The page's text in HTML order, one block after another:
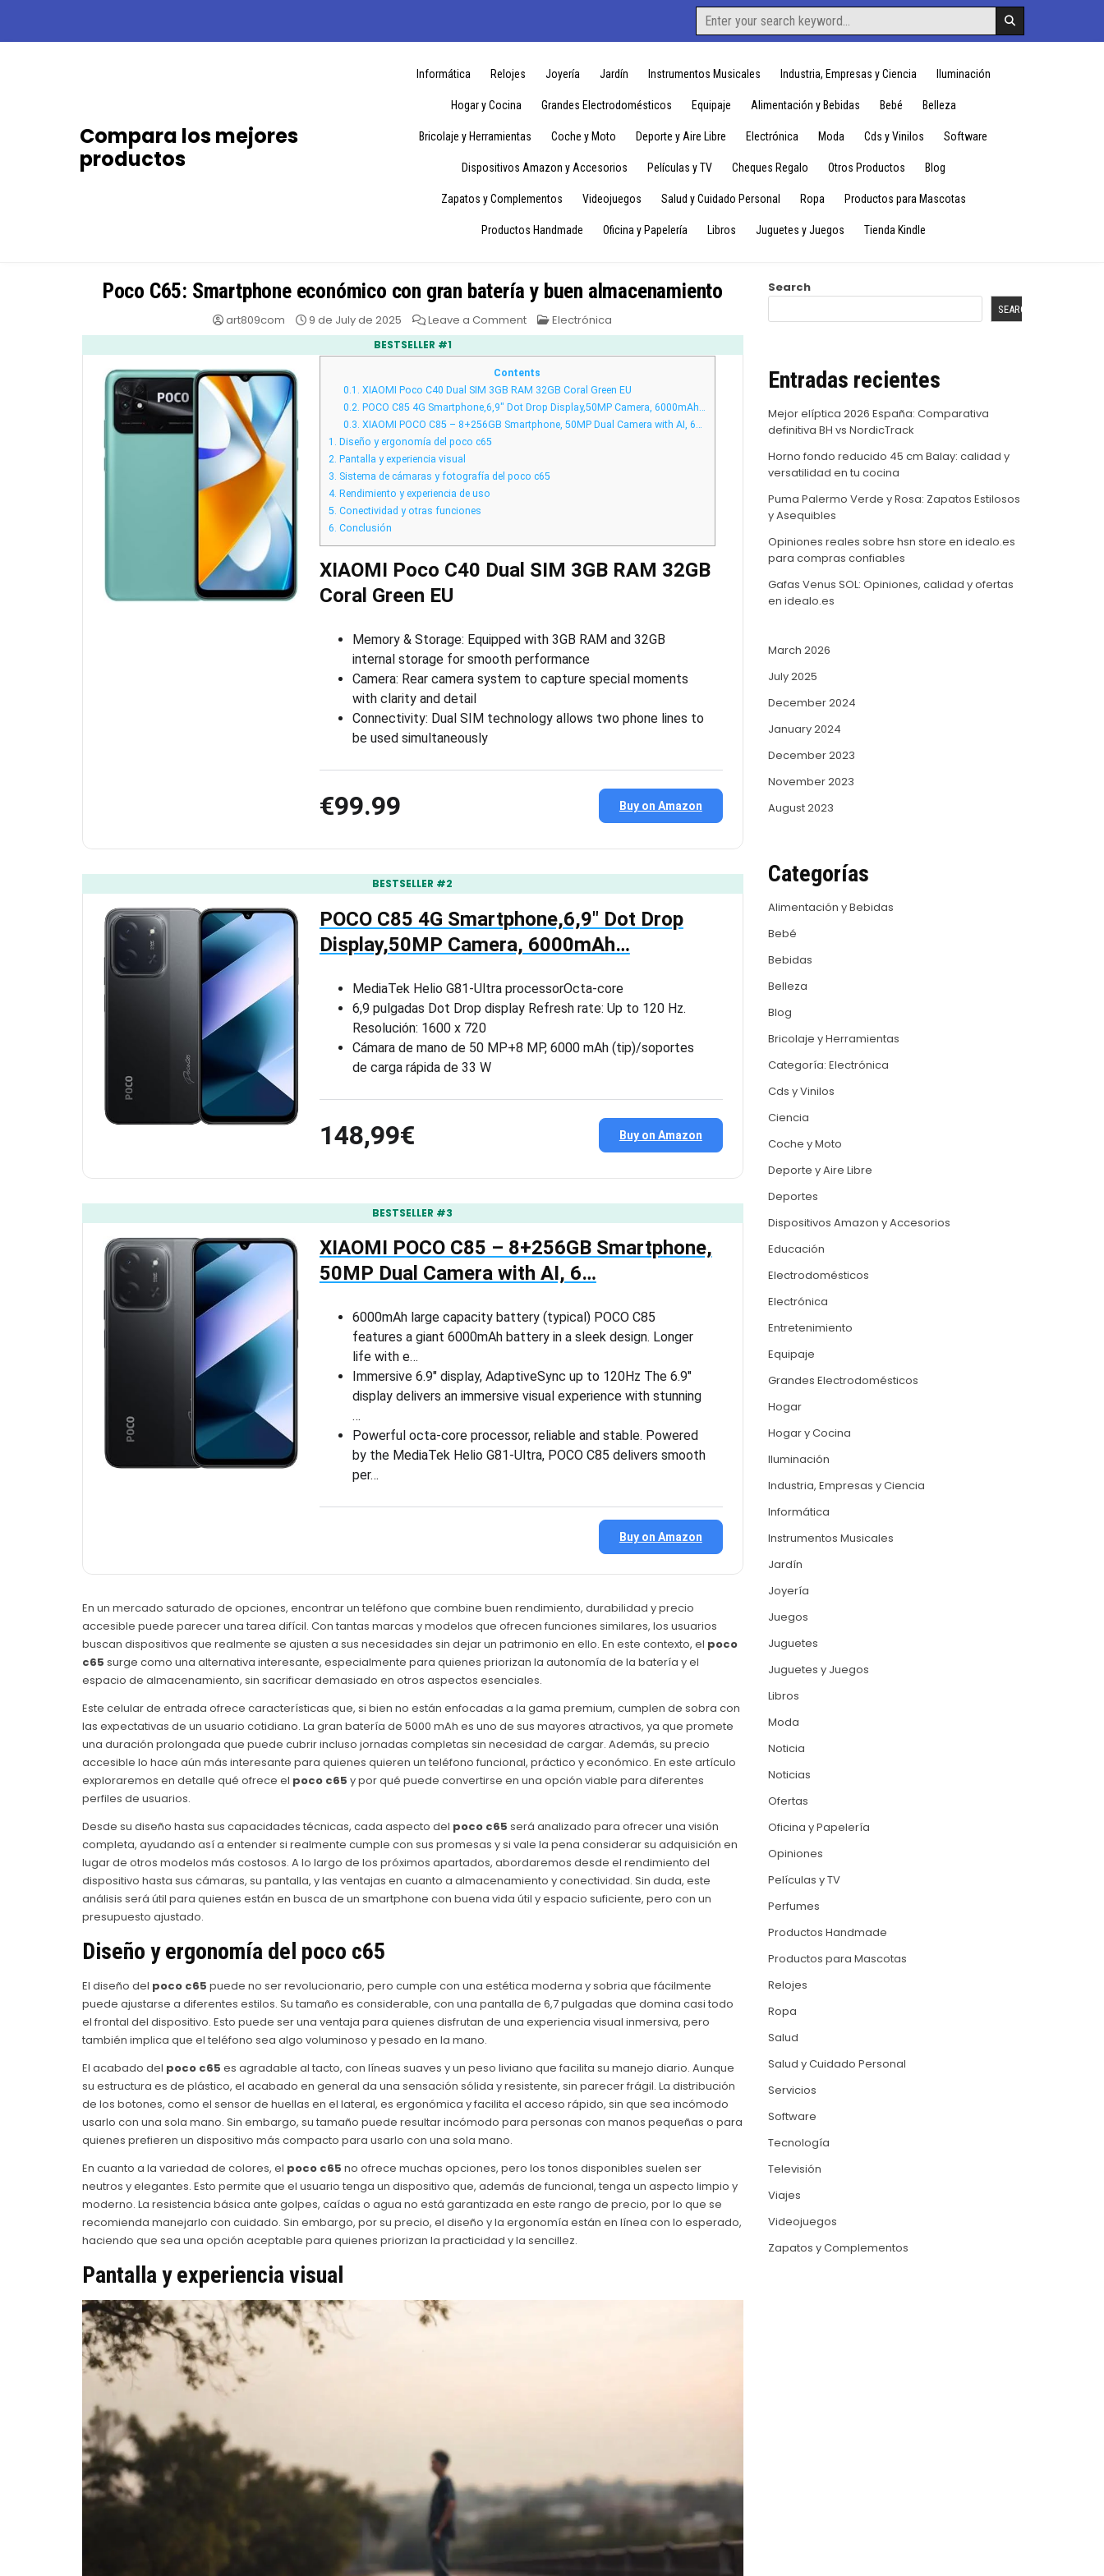
content
Search
for:
Compara los mejores
productos
Informática Relojes Joyería Jardín Instrumentos Musicales Industria, Empresas y Ciencia Iluminación
Hogar y Cocina Grandes Electrodomésticos Equipaje Alimentación y Bebidas Bebé Belleza
Bricolaje y Herramientas Coche y Moto Deporte y Aire Libre Electrónica Moda Cds y Vinilos Software
Dispositivos Amazon y Accesorios Películas y TV Cheques Regalo Otros Productos Blog
Zapatos y Complementos Videojuegos Salud y Cuidado Personal Ropa Productos para Mascotas
Productos Handmade Oficina y Papelería Libros Juguetes y Juegos Tienda Kindle
Poco C65: Smartphone económico con gran batería y buen almacenamiento
art809com 9 de July de 2025 Leave a Commenton
Poco
C65:
Smartphone
económico
con
gran
batería
y
buen
almacenamiento
Posted
Electrónica
BESTSELLER #1
Contents
0.1. XIAOMI Poco C40 Dual SIM 3GB RAM 32GB Coral Green EU
0.2. POCO C85 4G Smartphone,6,9″ Dot Drop Display,50MP Camera, 6000mAh…
0.3. XIAOMI POCO C85 – 8+256GB Smartphone, 50MP Dual Camera with AI, 6…
1. Diseño y ergonomía del poco c65
2. Pantalla y experiencia visual
3. Sistema de cámaras y fotografía del poco c65
4. Rendimiento y experiencia de uso
5. Conectividad y otras funciones
6. Conclusión
XIAOMI Poco C40 Dual SIM 3GB RAM 32GB
Coral Green EU
Memory & Storage: Equipped with 3GB RAM and 32GB
internal storage for smooth performance
Camera: Rear camera system to capture special moments
with clarity and detail
Connectivity: Dual SIM technology allows two phone lines to
be used simultaneously
€99.99 Buy on Amazon
BESTSELLER #2
POCO C85 4G Smartphone,6,9″ Dot Drop
Display,50MP Camera, 6000mAh…
MediaTek Helio G81-Ultra processorOcta-core
6,9 pulgadas Dot Drop display Refresh rate: Up to 120 Hz.
Resolución: 1600 x 720
Cámara de mano de 50 MP+8 MP, 6000 mAh (tip)/soportes
de carga rápida de 33 W
148,99€ Buy on Amazon
BESTSELLER #3
XIAOMI POCO C85 – 8+256GB Smartphone,
50MP Dual Camera with AI, 6…
6000mAh large capacity battery (typical) POCO C85
features a giant 6000mAh battery in a sleek design. Longer
life with e…
Immersive 6.9″ display, AdaptiveSync up to 120Hz The 6.9″
display delivers an immersive visual experience with stunning
…
Powerful octa-core processor, reliable and stable. Powered
by the MediaTek Helio G81-Ultra, POCO C85 delivers smooth
per…
Buy on Amazon
En un mercado saturado de opciones, encontrar un teléfono que combine buen rendimiento, durabilidad y precio
accesible puede parecer una tarea difícil. Con tantas marcas y modelos que ofrecen funciones similares, los usuarios
buscan dispositivos que realmente se ajusten a sus necesidades sin dejar un patrimonio en ello. En este contexto, el poco
c65 surge como una alternativa interesante, especialmente para quienes priorizan la autonomía de la batería y el
espacio de almacenamiento, sin sacrificar demasiado en otros aspectos esenciales.
Este celular de entrada ofrece características que, si bien no están enfocadas a la gama premium, cumplen de sobra con
las expectativas de un usuario cotidiano. La gran batería de 5000 mAh es uno de sus mayores atractivos, ya que promete
una duración prolongada que puede cubrir incluso jornadas completas sin necesidad de cargar. Además, su precio
accesible lo hace aún más interesante para quienes quieren un teléfono funcional, práctico y económico. En este artículo
exploraremos en detalle qué ofrece el poco c65 y por qué puede convertirse en una opción viable para diferentes
perfiles de usuarios.
Desde su diseño hasta sus capacidades técnicas, cada aspecto del poco c65 será analizado para ofrecer una visión
completa, ayudando así a entender si realmente cumple con sus promesas y si vale la pena considerar su adquisición en
lugar de otros modelos más costosos. A lo largo de los próximos apartados, abordaremos desde el rendimiento del
dispositivo hasta sus cámaras, su pantalla, y las ventajas en cuanto a almacenamiento y conectividad. Sin duda, este
análisis será útil para quienes están en busca de un smartphone con buena vida útil y espacio suficiente, pero con un
presupuesto ajustado.
Diseño y ergonomía del poco c65
El diseño del poco c65 puede no ser revolucionario, pero cumple con una estética moderna y sobria que fácilmente
puede ajustarse a diferentes estilos. Su tamaño es considerable, con una pantalla de 6,7 pulgadas que domina casi todo
el frontal del dispositivo. Esto puede ser una ventaja para quienes disfrutan de una experiencia visual inmersiva, pero
también implica que el teléfono sea algo voluminoso y pesado en la mano.
El acabado del poco c65 es agradable al tacto, con líneas suaves y un peso liviano que facilita su manejo diario. Aunque
su estructura es de plástico, el acabado en general da una sensación sólida y resistente, sin parecer frágil. La distribución
de los botones, como el sensor de huellas en el lateral, es ergonómica y facilita el acceso rápido, sin que sea incómodo
usarlo con una sola mano. Sin embargo, su tamaño puede resultar incómodo para personas con manos pequeñas o para
quienes prefieren un dispositivo más compacto para usarlo con una sola mano.
En cuanto a la variedad de colores, el poco c65 no ofrece muchas opciones, pero los tonos disponibles suelen ser
neutros y elegantes. Esto permite que el usuario tenga un dispositivo que, además de funcional, tenga un aspecto limpio y
moderno. La resistencia básica ante golpes, caídas o agua no está garantizada en este rango de precio, por lo que se
recomienda manejarlo con cuidado. Sin embargo, por su precio, el diseño y la ergonomía están en línea con lo esperado,
haciendo que sea una opción aceptable para quienes priorizan la practicidad y la sencillez.
Pantalla y experiencia visual
Search
SEARCH
Entradas recientes
Mejor elíptica 2026 España: Comparativa
definitiva BH vs NordicTrack
Horno fondo reducido 45 cm Balay: calidad y
versatilidad en tu cocina
Puma Palermo Verde y Rosa: Zapatos Estilosos
y Asequibles
Opiniones reales sobre hsn store en idealo.es
para compras confiables
Gafas Venus SOL: Opiniones, calidad y ofertas
en idealo.es
March 2026
July 2025
December 2024
January 2024
December 2023
November 2023
August 2023
Categorías
Alimentación y Bebidas
Bebé
Bebidas
Belleza
Blog
Bricolaje y Herramientas
Categoría: Electrónica
Cds y Vinilos
Ciencia
Coche y Moto
Deporte y Aire Libre
Deportes
Dispositivos Amazon y Accesorios
Educación
Electrodomésticos
Electrónica
Entretenimiento
Equipaje
Grandes Electrodomésticos
Hogar
Hogar y Cocina
Iluminación
Industria, Empresas y Ciencia
Informática
Instrumentos Musicales
Jardín
Joyería
Juegos
Juguetes
Juguetes y Juegos
Libros
Moda
Noticia
Noticias
Ofertas
Oficina y Papelería
Opiniones
Películas y TV
Perfumes
Productos Handmade
Productos para Mascotas
Relojes
Ropa
Salud
Salud y Cuidado Personal
Servicios
Software
Tecnología
Televisión
Viajes
Videojuegos
Zapatos y Complementos